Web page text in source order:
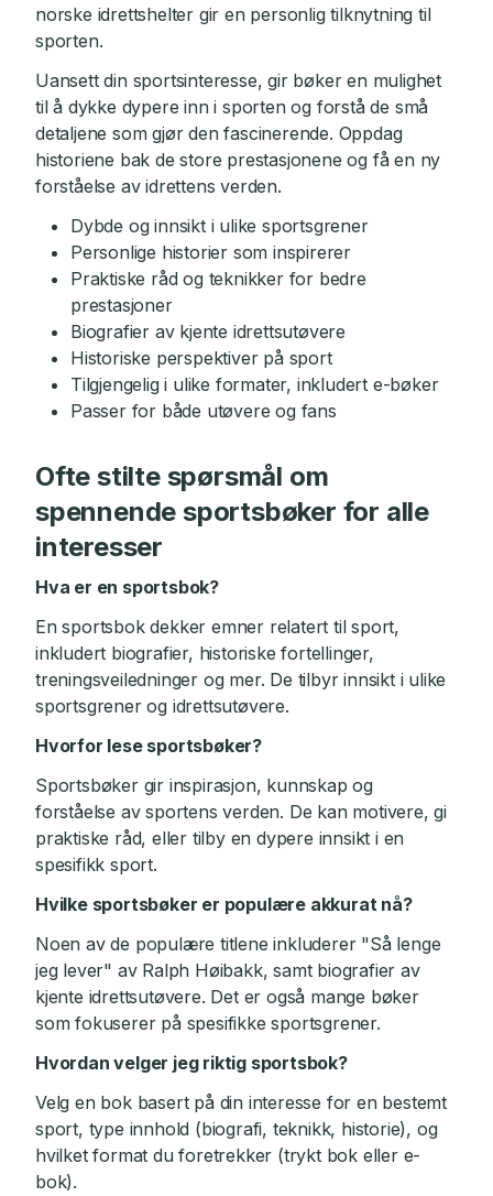
norske idrettshelter gir en personlig tilknytning til
sporten.
Uansett din sportsinteresse, gir bøker en mulighet
til å dykke dypere inn i sporten og forstå de små
detaljene som gjør den fascinerende. Oppdag
historiene bak de store prestasjonene og få en ny
forståelse av idrettens verden.
Dybde og innsikt i ulike sportsgrener
Personlige historier som inspirerer
Praktiske råd og teknikker for bedre
prestasjoner
Biografier av kjente idrettsutøvere
Historiske perspektiver på sport
Tilgjengelig i ulike formater, inkludert e-bøker
Passer for både utøvere og fans
Ofte stilte spørsmål om
spennende sportsbøker for alle
interesser
Hva er en sportsbok?
En sportsbok dekker emner relatert til sport,
inkludert biografier, historiske fortellinger,
treningsveiledninger og mer. De tilbyr innsikt i ulike
sportsgrener og idrettsutøvere.
Hvorfor lese sportsbøker?
Sportsbøker gir inspirasjon, kunnskap og
forståelse av sportens verden. De kan motivere, gi
praktiske råd, eller tilby en dypere innsikt i en
spesifikk sport.
Hvilke sportsbøker er populære akkurat nå?
Noen av de populære titlene inkluderer "Så lenge
jeg lever" av Ralph Høibakk, samt biografier av
kjente idrettsutøvere. Det er også mange bøker
som fokuserer på spesifikke sportsgrener.
Hvordan velger jeg riktig sportsbok?
Velg en bok basert på din interesse for en bestemt
sport, type innhold (biografi, teknikk, historie), og
hvilket format du foretrekker (trykt bok eller e-
bok).